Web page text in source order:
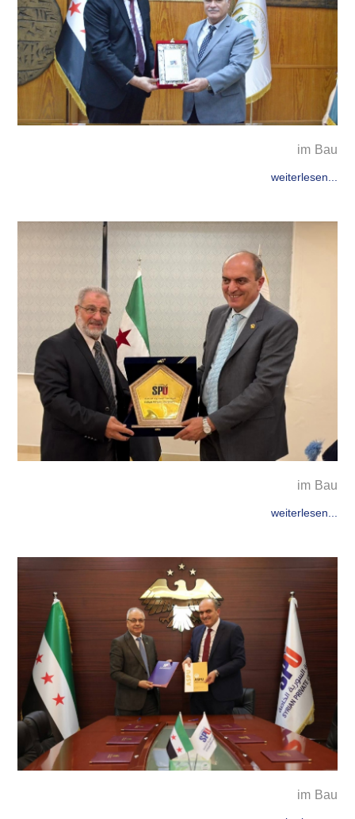
im Bau
weiterlesen...
im Bau
weiterlesen...
im Bau